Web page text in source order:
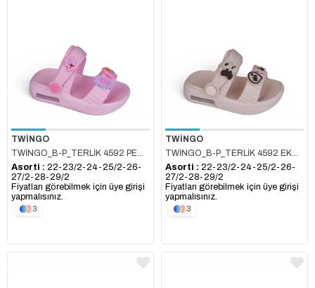
TWİNGO
TWİNGO_B-P_TERLİK 4592 PEMBE
Asorti : 22-23/2-24-25/2-26-
27/2-28-29/2
Fiyatları görebilmek için üye girişi
yapmalısınız.
3
TWİNGO
TWİNGO_B-P_TERLİK 4592 EKRU
Asorti : 22-23/2-24-25/2-26-
27/2-28-29/2
Fiyatları görebilmek için üye girişi
yapmalısınız.
3